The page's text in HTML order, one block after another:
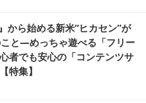
から始める新米“ヒカセン”が
と―めっちゃ遊べる「フリー
者でも安心の「コンテンツサ
特集】